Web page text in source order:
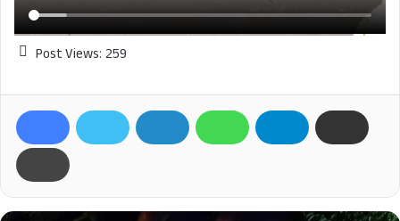
Post Views: 259